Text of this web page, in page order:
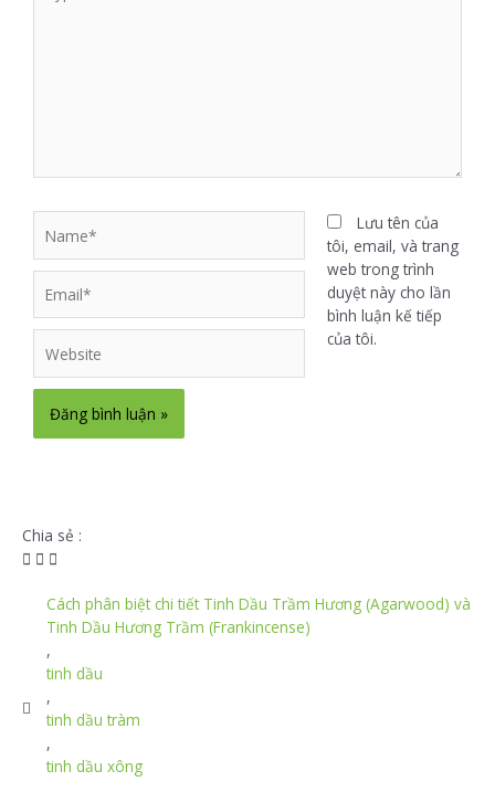
Lưu tên của
tôi, email, và trang
web trong trình
duyệt này cho lần
bình luận kế tiếp
của tôi.
Chia sẻ :
Cách phân biệt chi tiết Tinh Dầu Trầm Hương (Agarwood) và
Tinh Dầu Hương Trầm (Frankincense)
,
tinh dầu
,
tinh dầu tràm
,
tinh dầu xông